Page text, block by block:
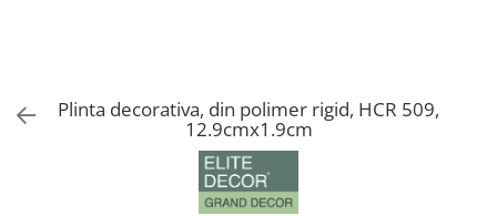
Profile decorative din polimer rigid
Brauri decorative din polimer rigid
Plinta decorativa, din polimer rigid, HCR 509,
12.9cmx1.9cm